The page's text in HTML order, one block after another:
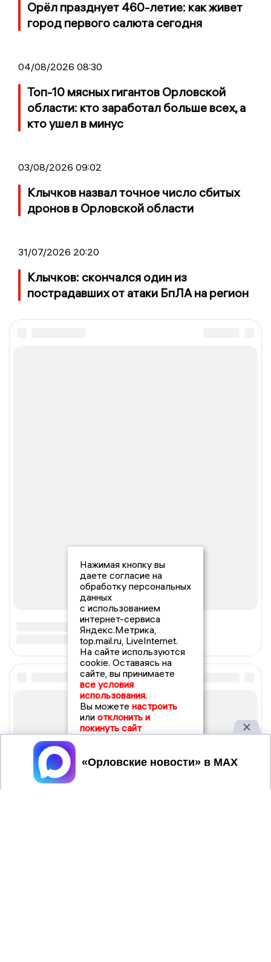
Орёл празднует 460-летие: как живет
город первого салюта сегодня
04/08/2026 08:30
Топ-10 мясных гигантов Орловской
области: кто заработал больше всех, а
кто ушел в минус
03/08/2026 09:02
Клычков назвал точное число сбитых
дронов в Орловской области
31/07/2026 20:20
Клычков: скончался один из
пострадавших от атаки БпЛА на регион
Нажимая кнопку вы
даете согласие на
обработку персональных
данных
с использованием
интернет-сервиса
Яндекс.Метрика,
top.mail.ru, LiveInternet.
На сайте используются
cookie. Оставаясь на
сайте, вы принимаете
все условия
использования.
Вы можете настроить
или отклонить и
покинуть сайт
Принять